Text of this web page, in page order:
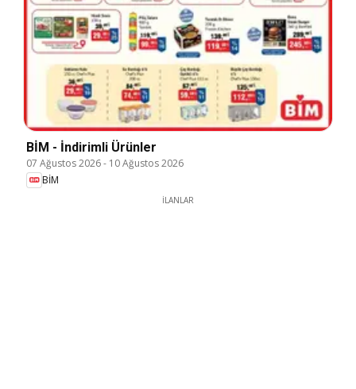
BİM - İndirimli Ürünler
07 Ağustos 2026- 10 Ağustos 2026
BİM
İLANLAR